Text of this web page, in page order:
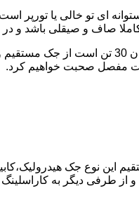
ای تو خالی یا تورپر
صاف و صیقلی باشد و در
مفصل صحبت خواهیم کرد.
این نوع جک
طرفی دیگر به